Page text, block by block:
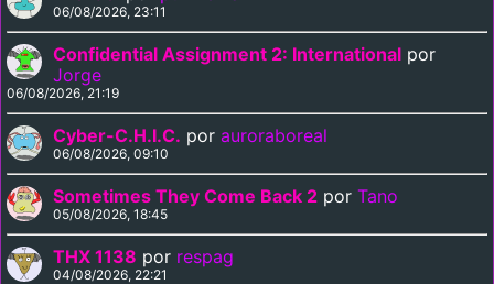
06/08/2026, 23:11
Confidential Assignment 2: International por
Jorge
06/08/2026, 21:19
Cyber-C.H.I.C. por auroraboreal
06/08/2026, 09:10
Sometimes They Come Back 2 por Tano
05/08/2026, 18:45
THX 1138 por respag
04/08/2026, 22:21